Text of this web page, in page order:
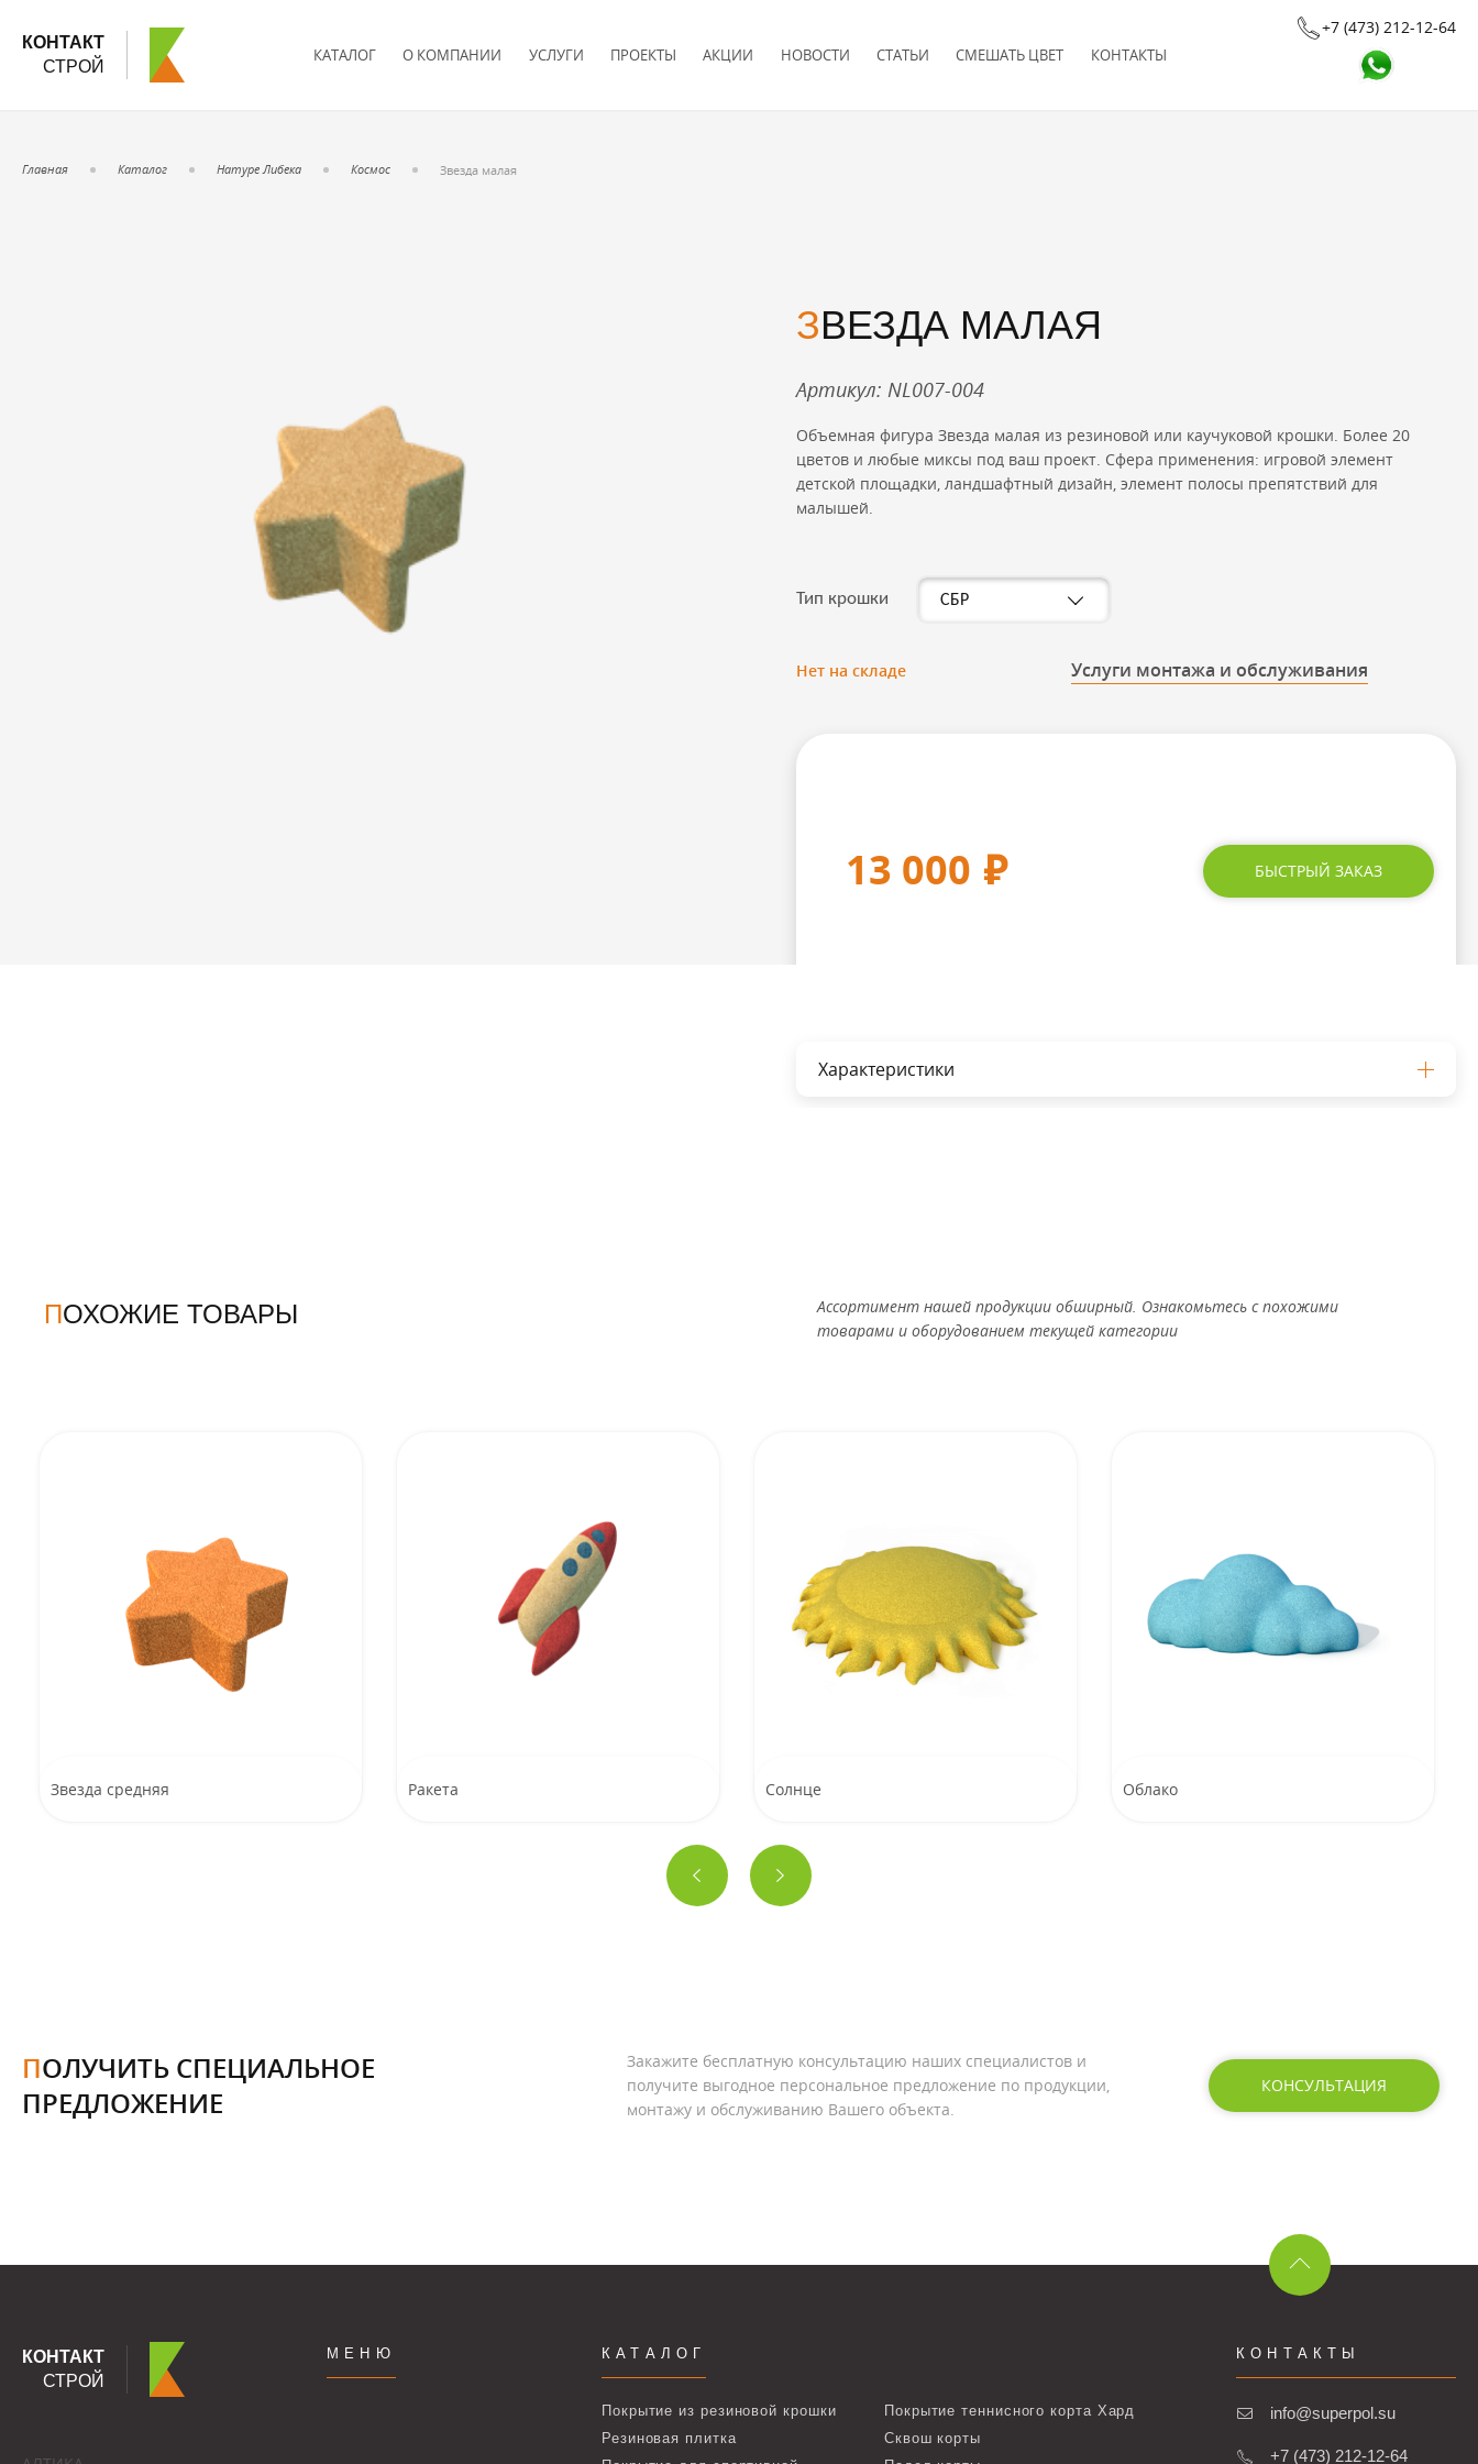
КОНТАКТ
СТРОЙ
КАТАЛОГ О КОМПАНИИ УСЛУГИ ПРОЕКТЫ АКЦИИ НОВОСТИ СТАТЬИ СМЕШАТЬ ЦВЕТ КОНТАКТЫ
+7 (473) 212-12-64
Главная Каталог Натуре Либека Космос Звезда малая
ЗВЕЗДА МАЛАЯ
Артикул: NL007-004
Объемная фигура Звезда малая из резиновой или каучуковой крошки. Более 20
цветов и любые миксы под ваш проект. Сфера применения: игровой элемент
детской площадки, ландшафтный дизайн, элемент полосы препятствий для
малышей.
Тип крошки
Нет на складе Услуги монтажа и обслуживания
13 000 ₽ БЫСТРЫЙ ЗАКАЗ
Характеристики
ПОХОЖИЕ ТОВАРЫ
Ассортимент нашей продукции обширный. Ознакомьтесь с похожими
товарами и оборудованием текущей категории
Звезда средняя Ракета Солнце Облако
ПОЛУЧИТЬ СПЕЦИАЛЬНОЕ
ПРЕДЛОЖЕНИЕ
Закажите бесплатную консультацию наших специалистов и
получите выгодное персональное предложение по продукции,
монтажу и обслуживанию Вашего объекта.
КОНСУЛЬТАЦИЯ
КОНТАКТ
СТРОЙ
МЕНЮ КАТАЛОГ
Покрытие из резиновой крошки
Резиновая плитка
Покрытие теннисного корта Хард
Сквош корты
КОНТАКТЫ
info@superpol.su
+7 (473) 212-12-64